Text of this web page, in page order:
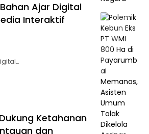
Ajar Digital
Interaktif
Ketahanan
dan